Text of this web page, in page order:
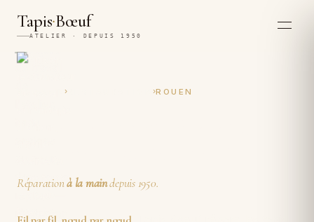
Tapis·Bœuf
ATELIER · DEPUIS 1950
›RESTAURATION›ROUEN
Réparationà la maindepuis 1950.